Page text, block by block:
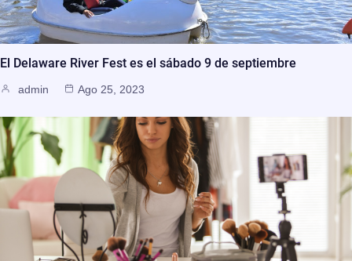
El Delaware River Fest es el sábado 9 de septiembre
admin Ago 25, 2023